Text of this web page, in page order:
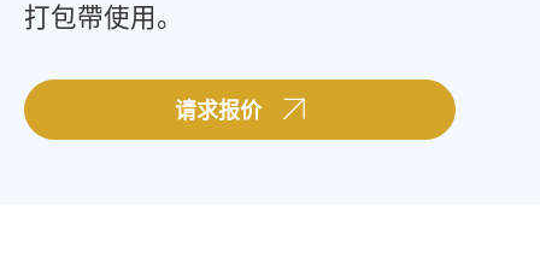
打包帶使用。
请求报价